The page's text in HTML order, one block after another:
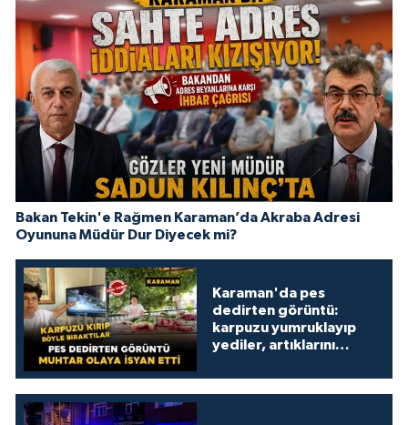
Bakan Tekin'e Rağmen Karaman’da Akraba Adresi
Oyununa Müdür Dur Diyecek mi?
Karaman'da pes
dedirten görüntü:
karpuzu yumruklayıp
yediler, artıklarını